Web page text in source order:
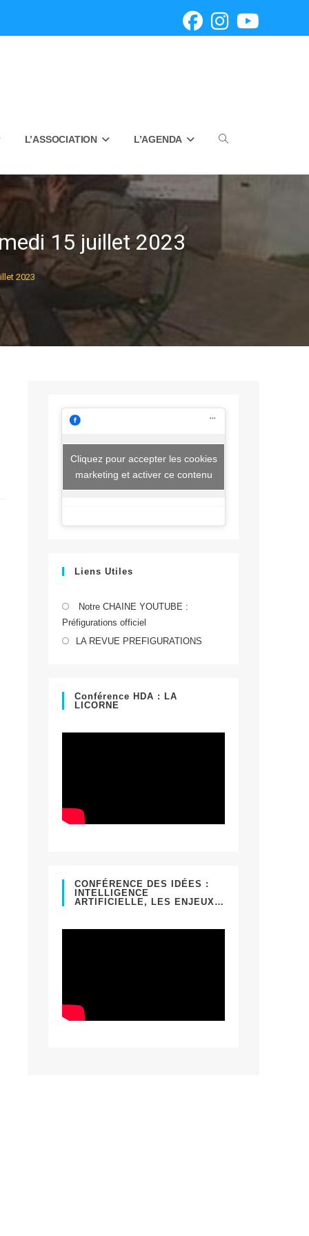
L’ASSOCIATION L’AGENDA Toggle
15 juillet 2023
2023
Cliquez pour accepter les cookies
marketing et activer ce contenu
Liens Utiles
Notre CHAINE YOUTUBE :
Préfigurations officiel
LA REVUE PREFIGURATIONS
Conférence HDA : LA
LICORNE
CONFÉRENCE DES IDÉES :
INTELLIGENCE
ARTIFICIELLE, LES ENJEUX…